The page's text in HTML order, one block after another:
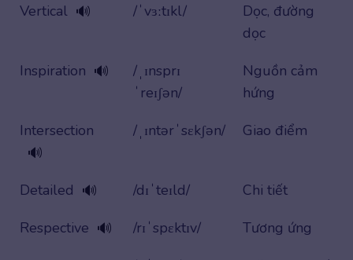
Vertical 🔊 /ˈvɜːtɪkl/
Dọc, đường
dọc
Inspiration 🔊
/ˌɪnsprɪ
ˈreɪʃən/
Nguồn cảm
hứng
Intersection
🔊
/ˌɪntərˈsɛkʃən/ Giao điểm
Detailed 🔊 /dɪˈteɪld/
Chi tiết
Respective 🔊 /rɪˈspɛktɪv/
Tương ứng